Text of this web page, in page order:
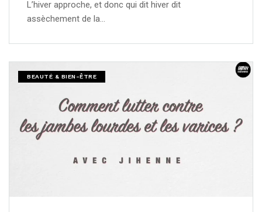
L’hiver approche, et donc qui dit hiver dit
assèchement de la…
BEAUTÉ & BIEN-ÊTRE